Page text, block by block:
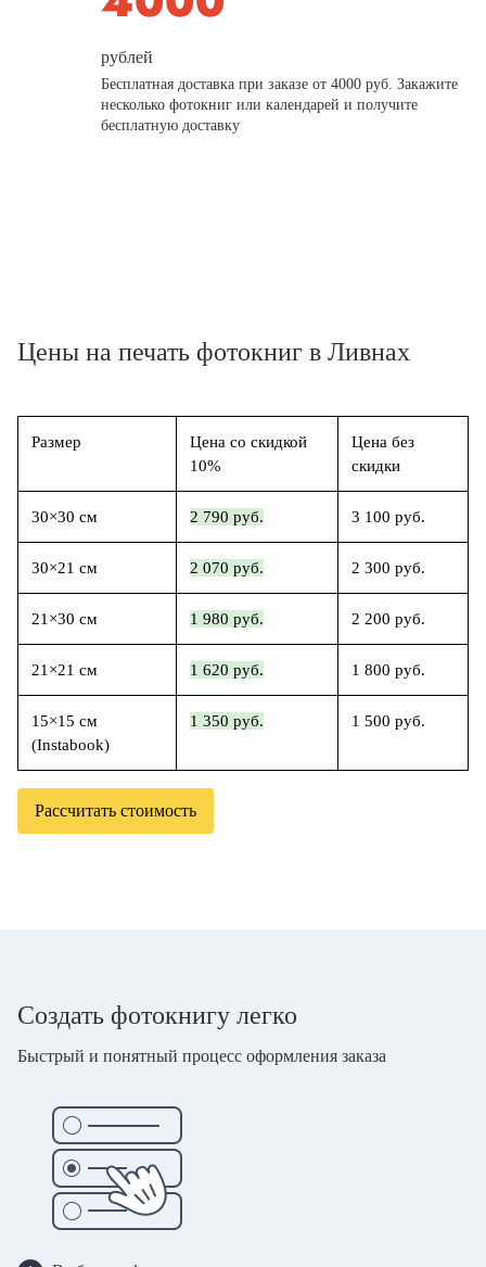
рублей
Бесплатная доставка при заказе от 4000 руб. Закажите
несколько фотокниг или календарей и получите
бесплатную доставку
Цены на печать фотокниг в Ливнах
Размер
Цена со скидкой
10%
Цена без
скидки
30×30 см 2 790 руб. 3 100 руб.
30×21 см 2 070 руб. 2 300 руб.
21×30 см 1 980 руб. 2 200 руб.
21×21 см 1 620 руб. 1 800 руб.
15×15 см
(Instabook)
1 350 руб. 1 500 руб.
Рассчитать стоимость
Создать фотокнигу легко
Быстрый и понятный процесс оформления заказа